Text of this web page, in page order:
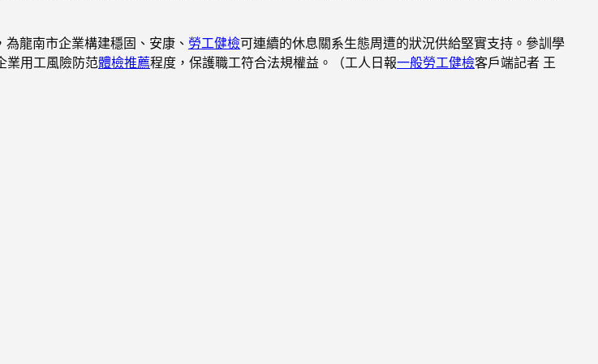
龍南市企業構建穩固、安康、 勞工健檢可連續的休息關系生態周遭的狀況供給堅實支持。參訓學
業用工風險防范體檢推薦程度，保護職工符合法規權益。（工人日報一般勞工健檢客戶端記者 王